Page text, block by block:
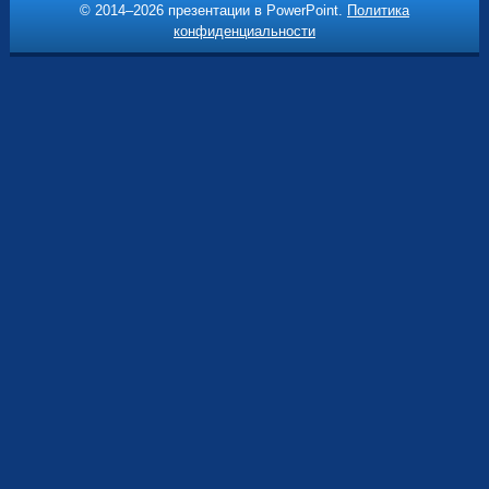
© 2014–2026 презентации в PowerPoint.
Политика
конфиденциальности